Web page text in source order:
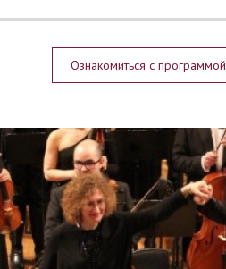
Ознакомиться с программой